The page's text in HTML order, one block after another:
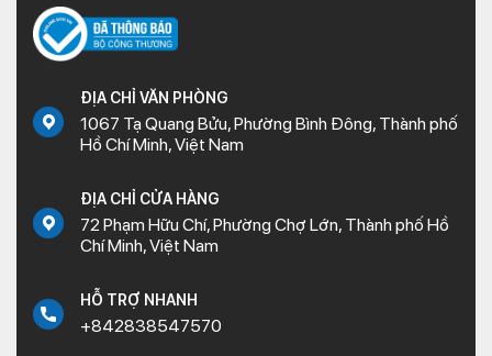
ĐỊA CHỈ VĂN PHÒNG
1067 Tạ Quang Bửu, Phường Bình Đông, Thành phố
Hồ Chí Minh, Việt Nam
ĐỊA CHỈ CỬA HÀNG
72 Phạm Hữu Chí, Phường Chợ Lớn, Thành phố Hồ
Chí Minh, Việt Nam
HỖ TRỢ NHANH
+842838547570